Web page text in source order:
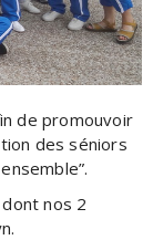
de promouvoir
des séniors
nos 2